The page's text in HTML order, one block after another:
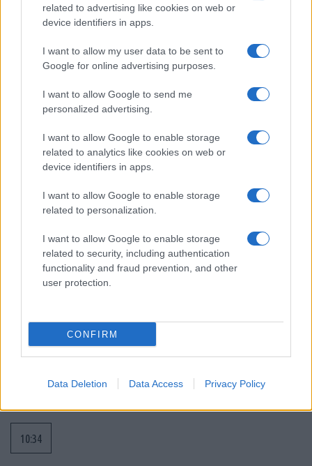
related to advertising like cookies on web or
device identifiers in apps.
I want to allow my user data to be sent to
Google for online advertising purposes.
I want to allow Google to send me
personalized advertising.
I want to allow Google to enable storage
related to analytics like cookies on web or
device identifiers in apps.
I want to allow Google to enable storage
related to personalization.
I want to allow Google to enable storage
related to security, including authentication
functionality and fraud prevention, and other
user protection.
CONFIRM
Data Deletion Data Access Privacy Policy
Ροή Ειδήσεων
Rheinmetall–Lockheed Martin:
δολαρίων στη νέα κυβέρνηση της
Κολομβίας
EFA GROUP: Στρατηγική επένδυση στη
αμυντικών τεχνολογιών σε Ελλάδα και
10:34